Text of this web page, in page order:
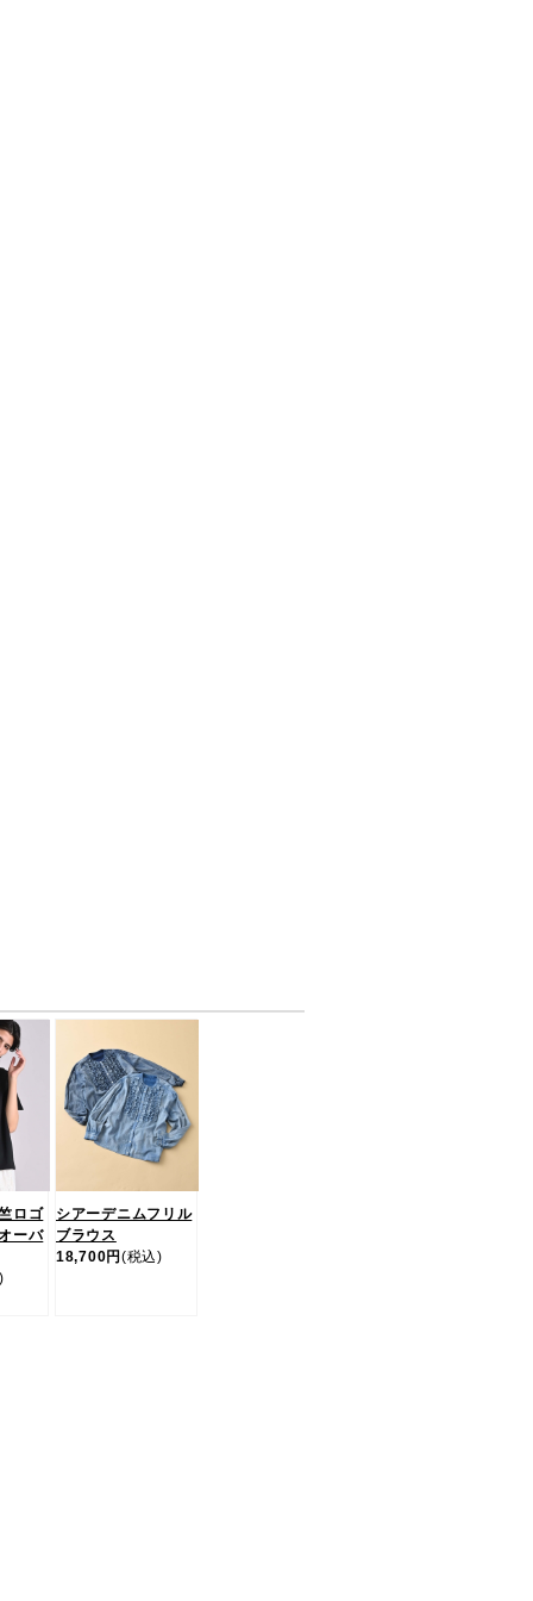
ロゴ
ーバ
シアーデニムフリル
ブラウス
18,700円 (税込)